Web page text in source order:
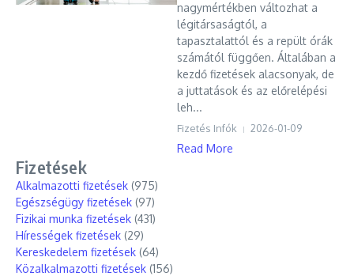
nagymértékben változhat a
légitársaságtól, a
tapasztalattól és a repült órák
számától függően. Általában a
kezdő fizetések alacsonyak, de
a juttatások és az előrelépési
leh...
Fizetés Infók 2026-01-09
Read More
Fizetések
Alkalmazotti fizetések (975)
Egészségügy fizetések (97)
Fizikai munka fizetések (431)
Hírességek fizetések (29)
Kereskedelem fizetések (64)
Közalkalmazotti fizetések (156)